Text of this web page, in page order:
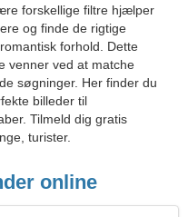
forskellige filtre hjælper
og finde de rigtige
forhold. Dette
venner ved at matche
søgninger. Her finder du
billeder til
Tilmeld dig gratis
turister.
online